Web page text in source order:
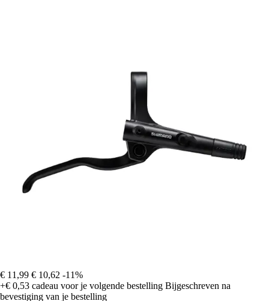
€ 11,99 € 10,62 -11%
+€ 0,53 cadeau voor je volgende bestelling Bijgeschreven na
bevestiging van je bestelling